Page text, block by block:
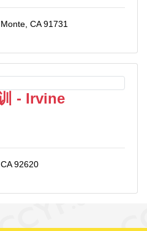
CA 91731
- Irvine
92620